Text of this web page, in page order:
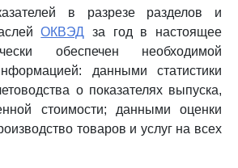
в разрезе разделов и
ОКВЭД за год в настоящее
обеспечен необходимой
данными статистики
о показателях выпуска,
стоимости; данными оценки
товаров и услуг на всех